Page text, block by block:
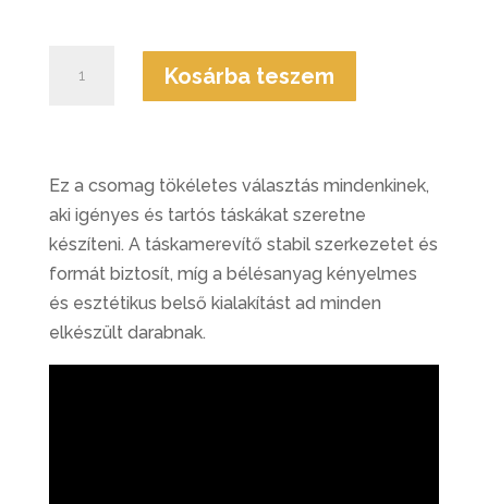
Táskamerevítő
Kosárba teszem
Ez a csomag tökéletes választás mindenkinek,
aki igényes és tartós táskákat szeretne
készíteni. A táskamerevítő stabil szerkezetet és
formát biztosít, míg a bélésanyag kényelmes
és esztétikus belső kialakítást ad minden
elkészült darabnak.